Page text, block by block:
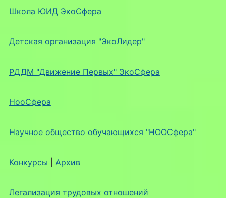
Школа ЮИД ЭкоСфера
Детская организация "ЭкоЛидер"
РДДМ "Движение Первых" ЭкоСфера
НооСфера
Научное общество обучающихся "НООСфера"
Конкурсы Архив
Легализация трудовых отношений